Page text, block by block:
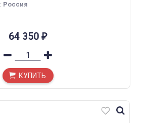
: Россия
64 350 ₽
КУПИТЬ